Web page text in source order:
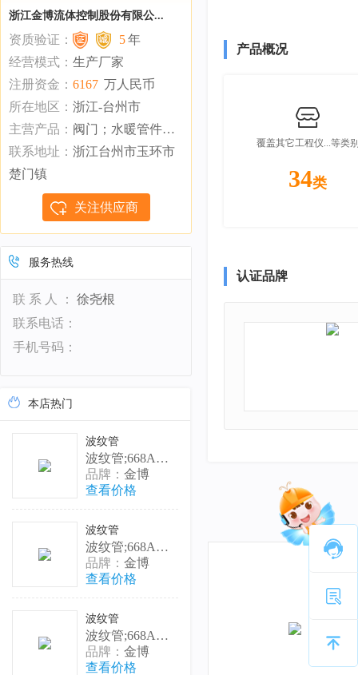
浙江金博流体控制股份有限公...
资质验证： 5年
经营模式： 生产厂家
注册资金： 6167 万人民币
所在地区： 浙江-台州市
主营产品： 阀门；水暖管件；卫生洁具
联系地址： 浙江台州市玉环市
楚门镇
关注供应商
服务热线
联 系 人 ：
徐尧根
联系电话：
手机号码：
本店热门
波纹管
波纹管;668A波纹管铜头本色;15×500;
品牌： 金博
查看价格
波纹管
波纹管;668A波纹管铜头本色;20×100;
品牌： 金博
查看价格
波纹管
波纹管;668A波纹管铜头本色;20×200;
品牌： 金博
查看价格
产品概况
覆盖其它工程仪...等类
34类
认证品牌